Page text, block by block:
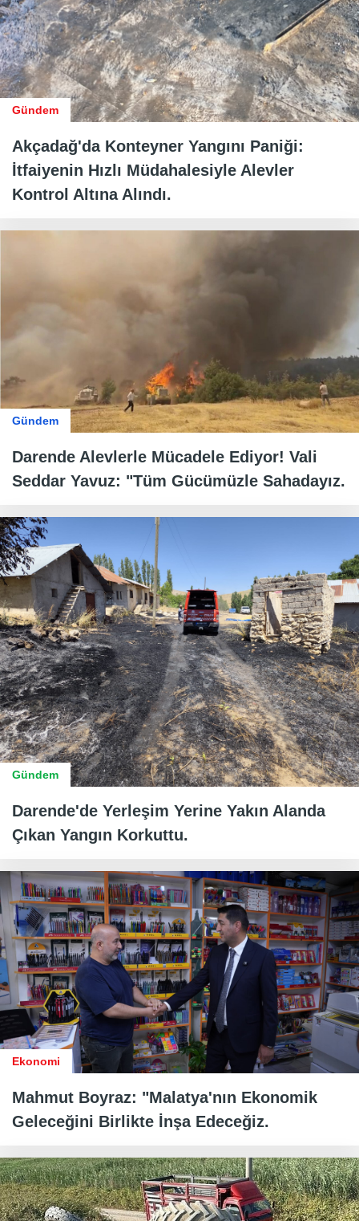
Gündem
Akçadağ'da Konteyner Yangını Paniği:
İtfaiyenin Hızlı Müdahalesiyle Alevler
Kontrol Altına Alındı.
Gündem
Darende Alevlerle Mücadele Ediyor! Vali
Seddar Yavuz: "Tüm Gücümüzle Sahadayız.
Gündem
Darende'de Yerleşim Yerine Yakın Alanda
Çıkan Yangın Korkuttu.
Ekonomi
Mahmut Boyraz: "Malatya'nın Ekonomik
Geleceğini Birlikte İnşa Edeceğiz.